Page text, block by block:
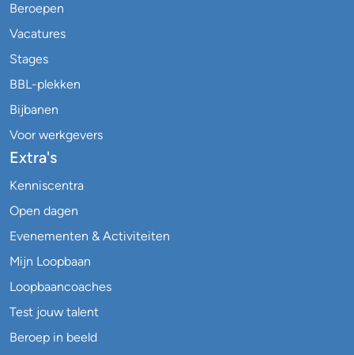
Beroepen
Vacatures
Stages
BBL-plekken
Bijbanen
Voor werkgevers
Extra's
Kenniscentra
Open dagen
Evenementen & Activiteiten
Mijn Loopbaan
Loopbaancoaches
Test jouw talent
Beroep in beeld